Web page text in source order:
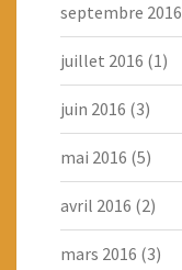
septembre 2016
juillet 2016 (1)
juin 2016 (3)
mai 2016 (5)
avril 2016 (2)
mars 2016 (3)